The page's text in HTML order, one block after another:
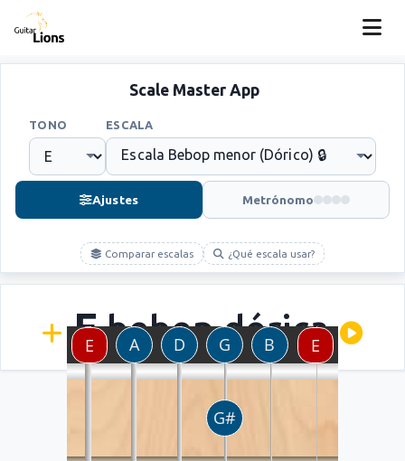
Scale Master App
TONO ESCALA
Ajustes Metrónomo
Comparar escalas ¿Qué escala usar?
Ebebop dórica